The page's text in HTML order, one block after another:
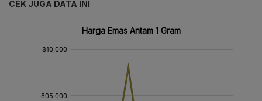
CEK JUGA DATA INI